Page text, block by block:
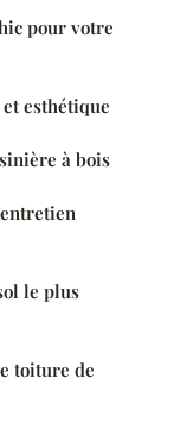
pour votre
esthétique
à bois
le plus
toiture de